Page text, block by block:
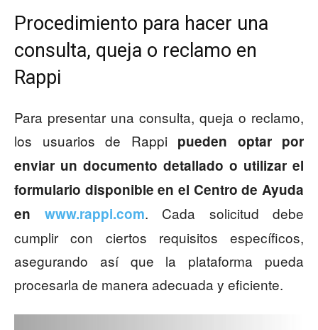
Procedimiento para hacer una
consulta, queja o reclamo en
Rappi
Para presentar una consulta, queja o reclamo,
los usuarios de Rappi pueden optar por
enviar un documento detallado o utilizar el
formulario disponible en el Centro de Ayuda
en www.rappi.com. Cada solicitud debe
cumplir con ciertos requisitos específicos,
asegurando así que la plataforma pueda
procesarla de manera adecuada y eficiente.